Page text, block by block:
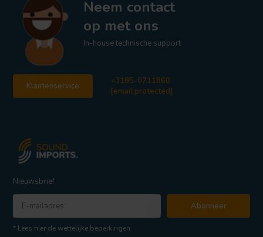
Neem contact
op met ons
In-house technische support
Klantenservice
+3185-0711860
[email protected]
Nieuwsbrief
Abonneer
* Lees hier de wettelijke beperkingen